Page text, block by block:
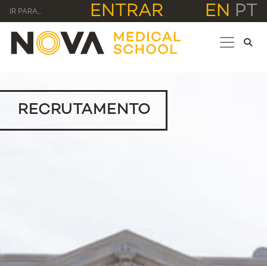
IR PARA... ENTRAR EN PT
RECRUTAMENTO